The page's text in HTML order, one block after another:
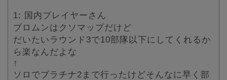
1: 国内プレイヤーさん
ブロムンはクソマップだけど
だいたいラウンド3で10部隊以下にしてくれるか
ら楽なんだよな
↑
ソロでプラチナ2まで行ったけどそんなに早く部